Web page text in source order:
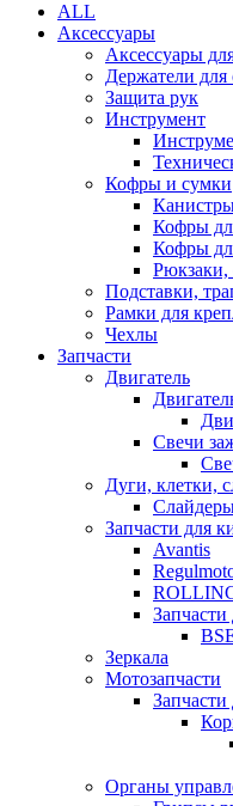
ALL
Аксессуары
Аксессуары
Держатели для
Защита рук
Инструмент
Кофры и сумки
Кофры
Кофры
Рюкзаки,
Подставки,
Рамки для
Чехлы
Запчасти
Двигатель
Свечи
Дуги, клетки,
Запчасти для
Avantis
Зеркала
Мотозапчасти
Органы